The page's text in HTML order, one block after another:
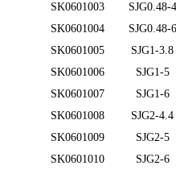
SK0601003
SJG0.48-4
SK0601004
SJG0.48-6
SK0601005
SJG1-3.8
SK0601006
SJG1-5
SK0601007
SJG1-6
SK0601008
SJG2-4.4
SK0601009
SJG2-5
SK0601010
SJG2-6